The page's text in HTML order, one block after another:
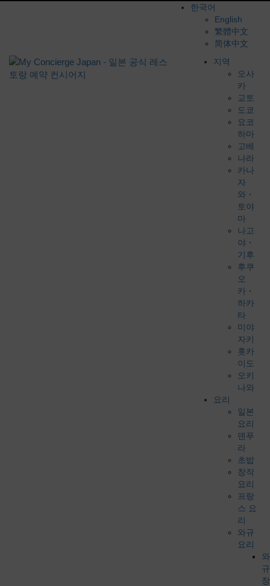
한국어
English
繁體中文
简体中文
지역
오사
카
교토
도쿄
요코
하마
고베
나라
카나
자
와・
토야
마
나고
야・
기후
후쿠
오
카・
하카
타
미야
자키
홋카
이도
오키
나와
요리
일본
요리
덴푸
라
초밥
창작
요리
프랑
스 요
리
와규
요리
와
규
창